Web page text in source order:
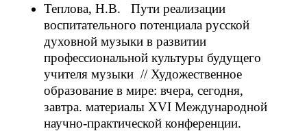
Теплова, Н.В. Пути реализации
воспитательного потенциала русской
духовной музыки в развитии
профессиональной культуры будущего
учителя музыки // Художественное
образование в мире: вчера, сегодня,
завтра. материалы XVI Международной
научно-практической конференции.